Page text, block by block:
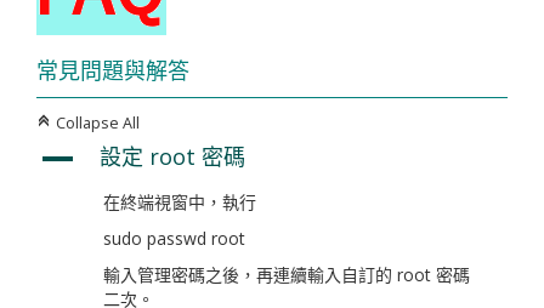
常見問題與解答
C Collapse All
A 設定 root 密碼
在終端視窗中，執行
sudo passwd root
輸入管理密碼之後，再連續輸入自訂的 root 密碼
二次。